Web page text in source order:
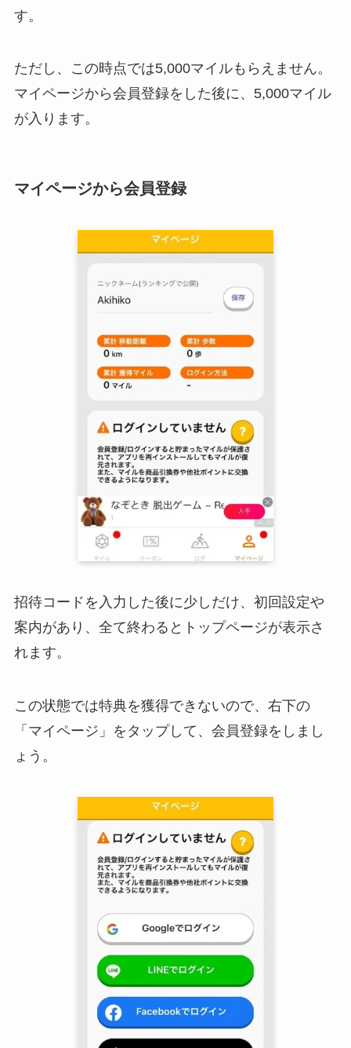
す。
ただし、この時点では5,000マイルもらえません。
マイページから会員登録をした後に、5,000マイル
が入ります。
マイページから会員登録
招待コードを入力した後に少しだけ、初回設定や
案内があり、全て終わるとトップページが表示さ
れます。
この状態では特典を獲得できないので、右下の
「マイページ」をタップして、会員登録をしまし
ょう。